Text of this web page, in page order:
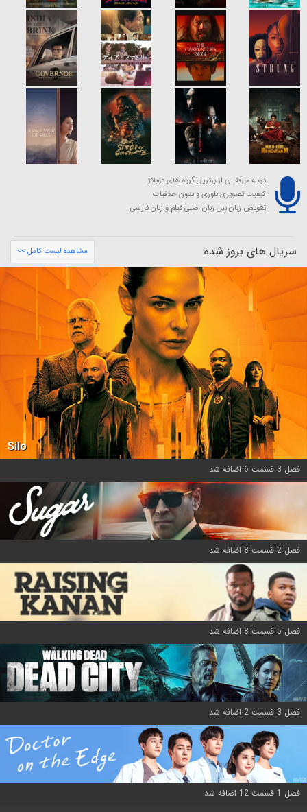
دوبله حرفه ای از برترین گروه های دوبلاژ
کیفیت تصویری بلوری و بدون حذفیات
تعویض زبان بین زبان اصلی فیلم و زبان فارسی
سریال های بروز شده مشاهده لیست کامل >>
Silo
فصل 3 قسمت 6 اضافه شد
فصل 2 قسمت 8 اضافه شد
فصل 5 قسمت 8 اضافه شد
فصل 3 قسمت 2 اضافه شد
فصل 1 قسمت 12 اضافه شد